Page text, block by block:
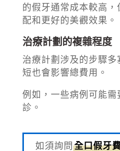
的假牙通常成本較高
配和更好的美觀效果。
治療計劃的複雜程度
治療計劃涉及的步驟
短也會影響總費用。
例如，一些病例可能需
診。
如須詢問全口假牙